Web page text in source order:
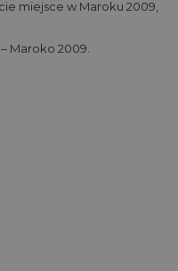
miejsce w Maroku 2009,
Maroko 2009.